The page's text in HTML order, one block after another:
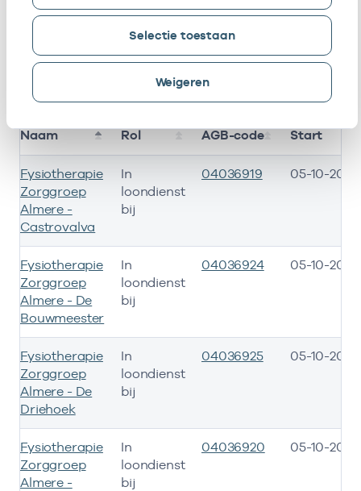
Selectie toestaan
Weigeren
resultaten weergeven
Alleen actieve
Naam Rol AGB-code Start
Fysiotherapie
Zorggroep
Almere -
Castrovalva
In
loondienst
bij
04036919 05-10-2015
Fysiotherapie
Zorggroep
Almere - De
Bouwmeester
In
loondienst
bij
04036924 05-10-2015
Fysiotherapie
Zorggroep
Almere - De
Driehoek
In
loondienst
bij
04036925 05-10-2015
Fysiotherapie
Zorggroep
Almere -
In
loondienst
bij
04036920 05-10-2015